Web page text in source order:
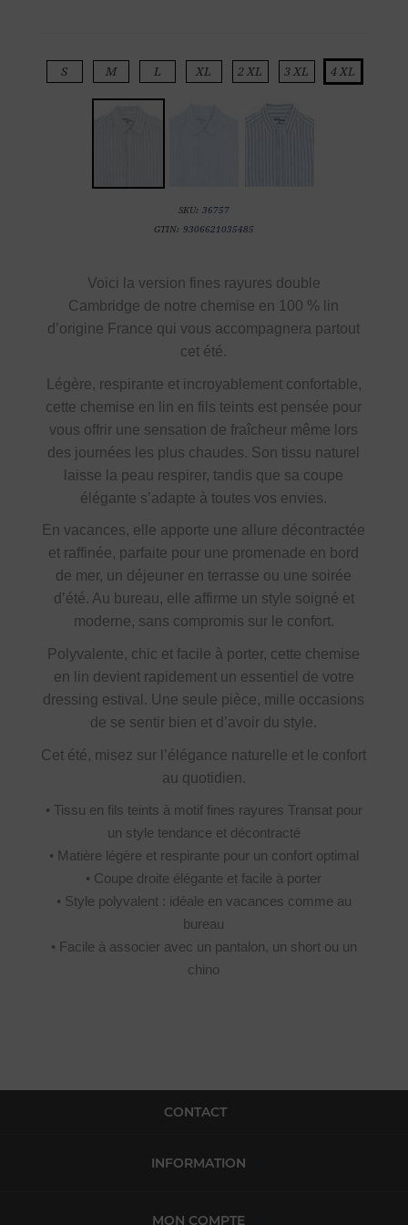
S M L XL 2 XL 3 XL 4 XL
SKU: 36757
GTIN: 9306621035485
Voici la version fines rayures double
Cambridge de notre chemise en 100 % lin
d’origine France qui vous accompagnera partout
cet été.
Légère, respirante et incroyablement confortable,
cette chemise en lin en fils teints est pensée pour
vous offrir une sensation de fraîcheur même lors
des journées les plus chaudes. Son tissu naturel
laisse la peau respirer, tandis que sa coupe
élégante s’adapte à toutes vos envies.
En vacances, elle apporte une allure décontractée
et raffinée, parfaite pour une promenade en bord
de mer, un déjeuner en terrasse ou une soirée
d’été. Au bureau, elle affirme un style soigné et
moderne, sans compromis sur le confort.
Polyvalente, chic et facile à porter, cette chemise
en lin devient rapidement un essentiel de votre
dressing estival. Une seule pièce, mille occasions
de se sentir bien et d’avoir du style.
Cet été, misez sur l’élégance naturelle et le confort
au quotidien.
• Tissu en fils teints à motif fines rayures Transat pour
un style tendance et décontracté
• Matière légère et respirante pour un confort optimal
• Coupe droite élégante et facile à porter
• Style polyvalent : idéale en vacances comme au
bureau
• Facile à associer avec un pantalon, un short ou un
chino
CONTACT
INFORMATION
MON COMPTE